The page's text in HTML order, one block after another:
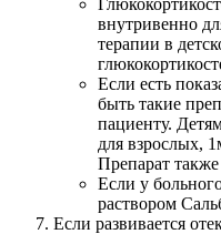
внутривенно
терапии в
Если есть
быть такие
пациенту.
для взрослых,
Препарат
Если у
раствором
Если развивается